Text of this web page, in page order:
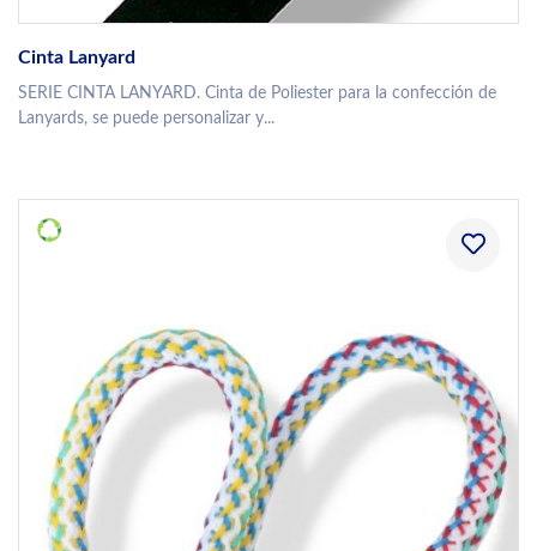
Cinta Lanyard
SERIE CINTA LANYARD. Cinta de Poliester para la confección de
Lanyards, se puede personalizar y...